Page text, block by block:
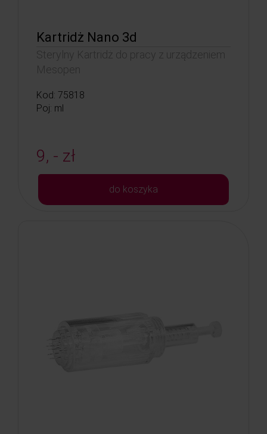
Kartridż Nano 3d
Sterylny Kartridż do pracy z urządzeniem
Mesopen
Kod: 75818
Poj: ml
9, - zł
do koszyka